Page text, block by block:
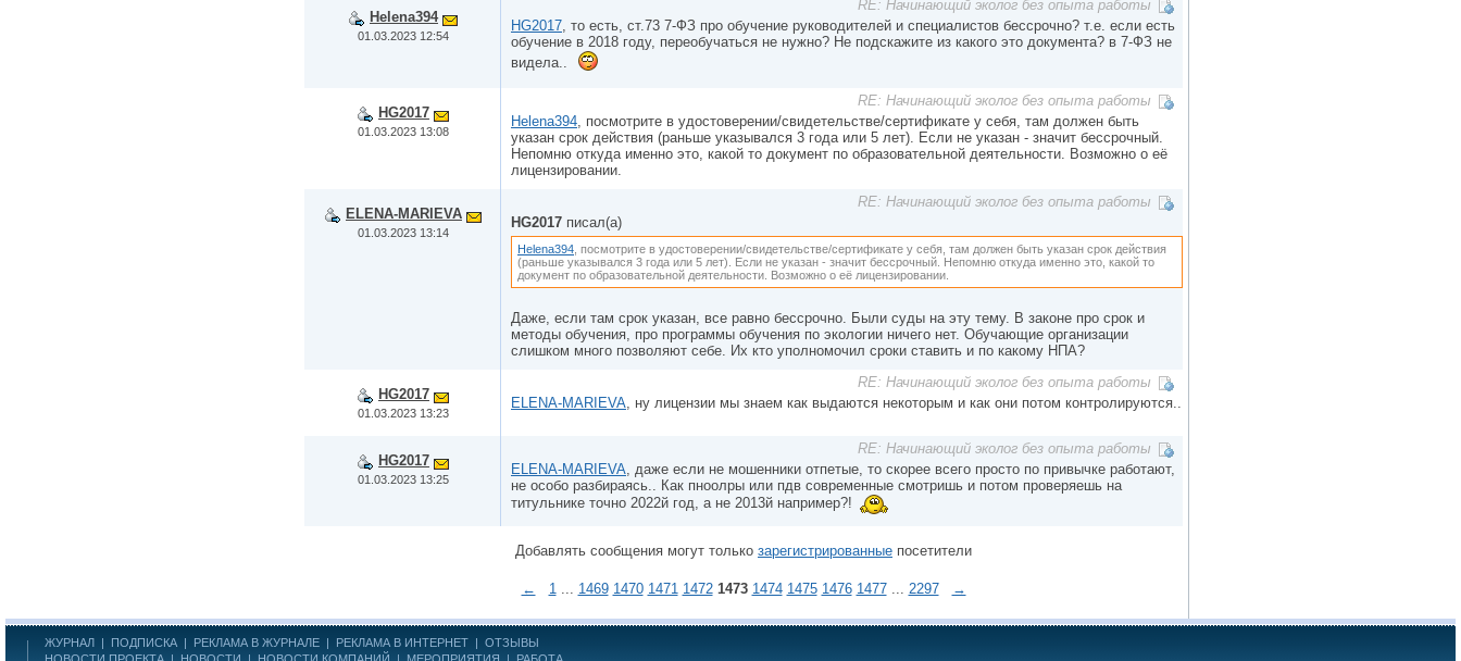
Helena394
01.03.2023 12:54
RE: Начинающий эколог без опыта работы
HG2017, то есть, ст.73 7-ФЗ про обучение руководителей и специалистов бессрочно? т.е. если есть
обучение в 2018 году, переобучаться не нужно? Не подскажите из какого это документа? в 7-ФЗ не
видела..
HG2017
01.03.2023 13:08
RE: Начинающий эколог без опыта работы
Helena394, посмотрите в удостоверении/свидетельстве/сертификате у себя, там должен быть
указан срок действия (раньше указывался 3 года или 5 лет). Если не указан - значит бессрочный.
Непомню откуда именно это, какой то документ по образовательной деятельности. Возможно о её
лицензировании.
ELENA-MARIEVA
01.03.2023 13:14
RE: Начинающий эколог без опыта работы
HG2017 писал(а)
Helena394 , посмотрите в удостоверении/свидетельстве/сертификате у себя, там должен быть указан срок действия
(раньше указывался 3 года или 5 лет). Если не указан - значит бессрочный. Непомню откуда именно это, какой то
документ по образовательной деятельности. Возможно о её лицензировании.
Даже, если там срок указан, все равно бессрочно. Были суды на эту тему. В законе про срок и
методы обучения, про программы обучения по экологии ничего нет. Обучающие организации
слишком много позволяют себе. Их кто уполномочил сроки ставить и по какому НПА?
HG2017
01.03.2023 13:23
RE: Начинающий эколог без опыта работы
ELENA-MARIEVA, ну лицензии мы знаем как выдаются некоторым и как они потом контролируются..
HG2017
01.03.2023 13:25
RE: Начинающий эколог без опыта работы
ELENA-MARIEVA, даже если не мошенники отпетые, то скорее всего просто по привычке работают,
не особо разбираясь.. Как пноолры или пдв современные смотришь и потом проверяешь на
титульнике точно 2022й год, а не 2013й например?!
Добавлять сообщения могут только зарегистрированные посетители
← 1... 1469 1470 1471 1472 1473 1474 1475 1476 1477... 2297 →
ЖУРНАЛ | ПОДПИСКА | РЕКЛАМА В ЖУРНАЛЕ | РЕКЛАМА В ИНТЕРНЕТ | ОТЗЫВЫ